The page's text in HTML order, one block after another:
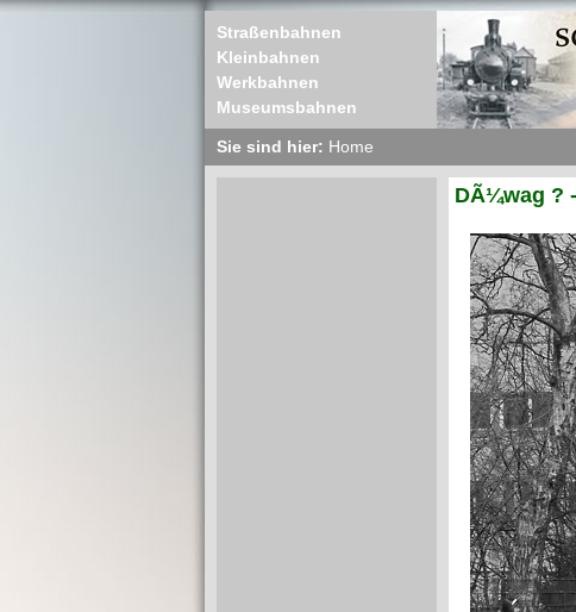
Straßenbahnen
Kleinbahnen
Werkbahnen
Museumsbahnen
Sie sind hier: Home
DÃ¼wag ?